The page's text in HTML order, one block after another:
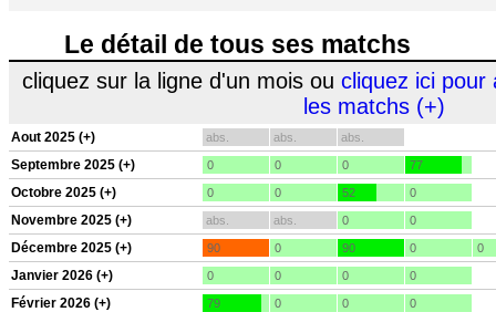
Le détail de tous ses matchs
cliquez sur la ligne d'un mois ou cliquez ici pour
les matchs (+)
Aout 2025 (+) abs. abs. abs.
Septembre 2025 (+) 0 0 0 77
Octobre 2025 (+) 0 0 52 0
Novembre 2025 (+) abs. abs. 0 0
Décembre 2025 (+) 90 0 90 0 0
Janvier 2026 (+) 0 0 0 0
Février 2026 (+) 79 0 0 0